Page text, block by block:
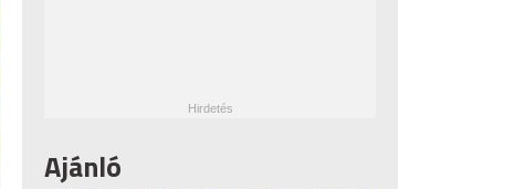
Ajánló